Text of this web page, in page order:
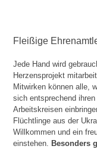
Fleißige
Jede Hand wird
Herzensprojekt
Mitwirken können alle,
sich entsprechend
Arbeitskreisen
Flüchtlinge aus der
Willkommen und ein
einstehen. Besonders